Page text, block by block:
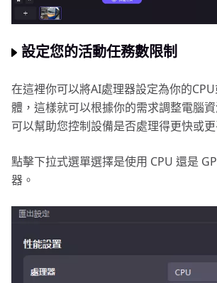
設定您的活動任務數限制
在這裡你可以將AI處理器設定為你的
體，這樣就可以根據你的需求調整電腦
可以幫助您控制設備是否處理得更快或更
點擊下拉式選單選擇是使用 CPU 還是
器。